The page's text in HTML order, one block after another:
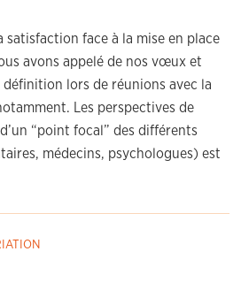
satisfaction face à la mise en place
avons appelé de nos vœux et
définition lors de réunions avec la
Les perspectives de
“point focal” des différents
médecins, psychologues) est